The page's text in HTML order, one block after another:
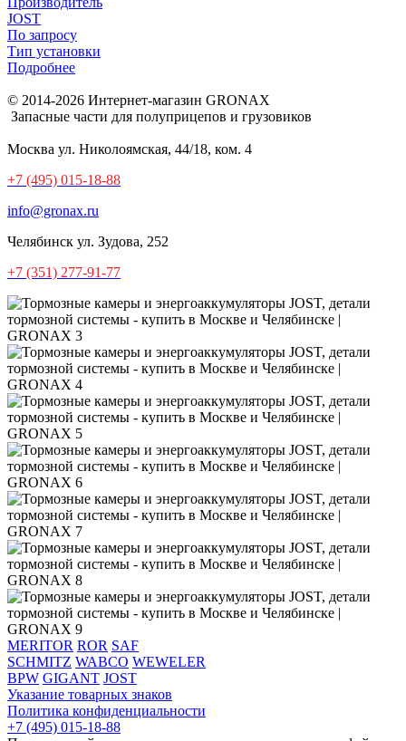
JOST
По запросу
Тип установки
Подробнее
© 2014-2026 Интернет-магазин GRONAX
Запасные части для полуприцепов и грузовиков
Москва ул. Николоямская, 44/18, ком. 4
+7 (495) 015-18-88
info@gronax.ru
Челябинск ул. Зудова, 252
+7 (351) 277-91-77
MERITOR ROR SAF
SCHMITZ WABCO WEWELER
BPW GIGANT JOST
Указание товарных знаков
Политика конфиденциальности
+7 (495) 015-18-88